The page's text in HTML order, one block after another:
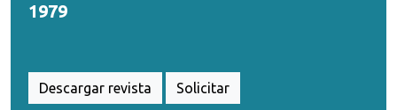
1979
Descargar revista Solicitar